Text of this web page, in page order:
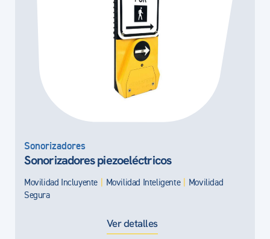
Sonorizadores
Sonorizadores piezoeléctricos
Movilidad Incluyente | Movilidad Inteligente | Movilidad
Segura
Ver detalles